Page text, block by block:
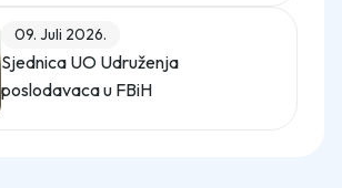
09. Juli 2026.
Sjednica UO Udruženja
poslodavaca u FBiH